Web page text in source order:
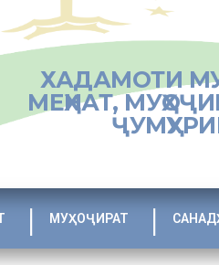
ХАДАМОТИ
МЕҲНАТ,
МУҲОҶИРАТ